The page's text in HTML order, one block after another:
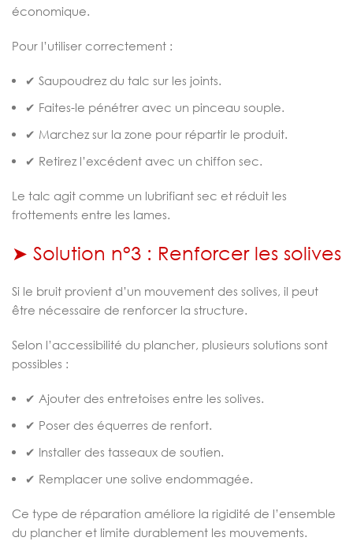
économique.
Pour l’utiliser correctement :
✔ Saupoudrez du talc sur les joints.
✔ Faites-le pénétrer avec un pinceau souple.
✔ Marchez sur la zone pour répartir le produit.
✔ Retirez l’excédent avec un chiffon sec.
Le talc agit comme un lubrifiant sec et réduit les
frottements entre les lames.
➤ Solution n°3 : Renforcer les solives
Si le bruit provient d’un mouvement des solives, il peut
être nécessaire de renforcer la structure.
Selon l’accessibilité du plancher, plusieurs solutions sont
possibles :
✔ Ajouter des entretoises entre les solives.
✔ Poser des équerres de renfort.
✔ Installer des tasseaux de soutien.
✔ Remplacer une solive endommagée.
Ce type de réparation améliore la rigidité de l’ensemble
du plancher et limite durablement les mouvements.